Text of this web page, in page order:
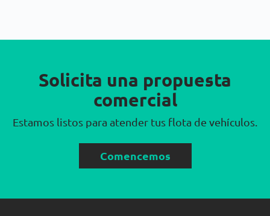
Solicita una propuesta
comercial
Estamos listos para atender tus flota de vehículos.
Comencemos